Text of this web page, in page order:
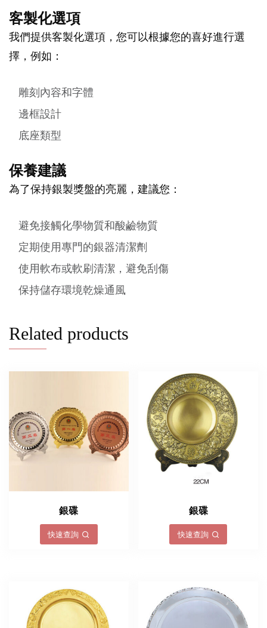
客製化選項
我們提供客製化選項，您可以根據您的喜好進行選
擇，例如：
雕刻內容和字體
邊框設計
底座類型
保養建議
為了保持銀製獎盤的亮麗，建議您：
避免接觸化學物質和酸鹼物質
定期使用專門的銀器清潔劑
使用軟布或軟刷清潔，避免刮傷
保持儲存環境乾燥通風
Related products
銀碟
快速查詢
銀碟
快速查詢